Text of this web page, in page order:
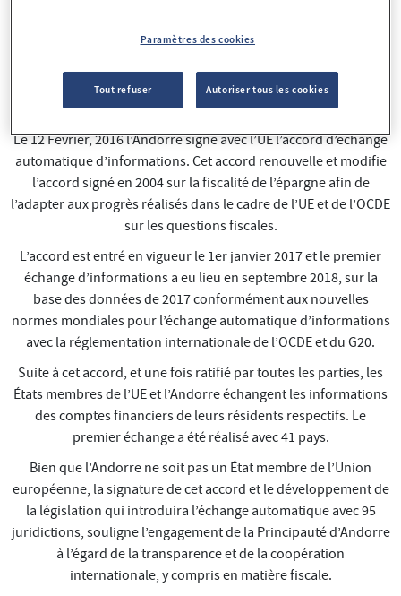
L’Andorre et l'Union européenne
signent l'accord d'échange
automatique d'informations fiscales
Le 12 Février, 2016 l’Andorre signe avec l’UE l’accord d’échange
automatique d’informations. Cet accord renouvelle et modifie
l’accord signé en 2004 sur la fiscalité de l’épargne afin de
l’adapter aux progrès réalisés dans le cadre de l’UE et de l’OCDE
sur les questions fiscales.
L’accord est entré en vigueur le 1er janvier 2017 et le premier
échange d’informations a eu lieu en septembre 2018, sur la
base des données de 2017 conformément aux nouvelles
normes mondiales pour l’échange automatique d’informations
avec la réglementation internationale de l’OCDE et du G20.
Suite à cet accord, et une fois ratifié par toutes les parties, les
États membres de l’UE et l’Andorre échangent les informations
des comptes financiers de leurs résidents respectifs. Le
premier échange a été réalisé avec 41 pays.
Bien que l’Andorre ne soit pas un État membre de l’Union
européenne, la signature de cet accord et le développement de
la législation qui introduira l’échange automatique avec 95
juridictions, souligne l’engagement de la Principauté d’Andorre
à l’égard de la transparence et de la coopération
internationale, y compris en matière fiscale.
Paramètres des cookies
Tout refuser Autoriser tous les cookies